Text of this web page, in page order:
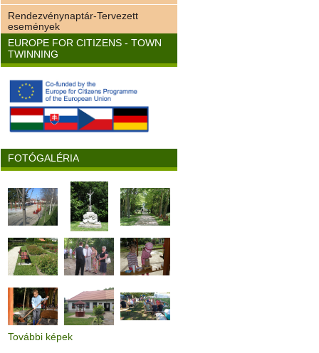
Rendezvénynaptár-Tervezett
események
EUROPE FOR CITIZENS - TOWN
TWINNING
FOTÓGALÉRIA
További képek